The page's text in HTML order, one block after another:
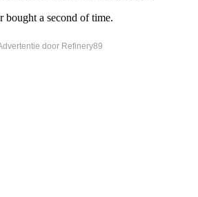
bought a second of time.
door Refinery89